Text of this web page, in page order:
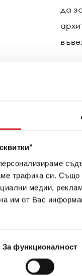
трафика си. Също
медии,
им от Вас
За функционалност
да